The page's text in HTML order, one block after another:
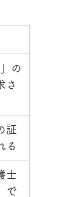
の
さ
証
る
士
で